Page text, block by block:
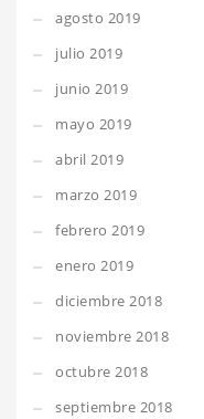
agosto 2019
julio 2019
junio 2019
mayo 2019
abril 2019
marzo 2019
febrero 2019
enero 2019
diciembre 2018
noviembre 2018
octubre 2018
septiembre 2018